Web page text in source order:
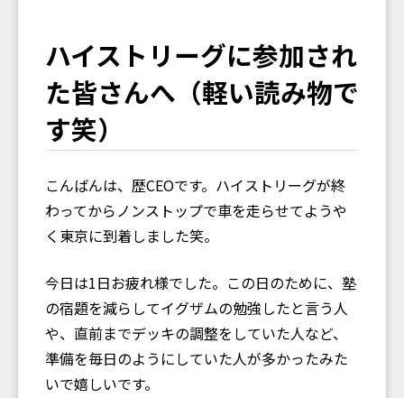
ハイストリーグに参加され
た皆さんへ（軽い読み物で
す笑）
こんばんは、歴CEOです。ハイストリーグが終
わってからノンストップで車を走らせてようや
く東京に到着しました笑。
今日は1日お疲れ様でした。この日のために、塾
の宿題を減らしてイグザムの勉強したと言う人
や、直前までデッキの調整をしていた人など、
準備を毎日のようにしていた人が多かったみた
いで嬉しいです。